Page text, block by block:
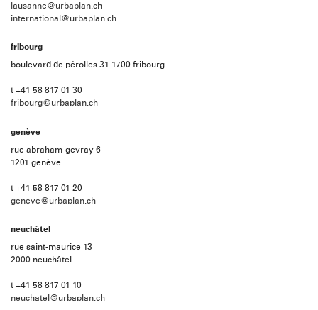
lausanne@urbaplan.ch
international@urbaplan.ch
fribourg
boulevard de pérolles 31 1700 fribourg
t +41 58 817 01 30
fribourg@urbaplan.ch
genève
rue abraham-gevray 6
1201 genève
t +41 58 817 01 20
geneve@urbaplan.ch
neuchâtel
rue saint-maurice 13
2000 neuchâtel
t +41 58 817 01 10
neuchatel@urbaplan.ch